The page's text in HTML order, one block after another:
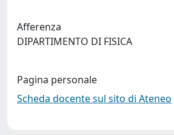
Afferenza
DIPARTIMENTO DI FISICA
Pagina personale
Scheda docente sul sito di Ateneo